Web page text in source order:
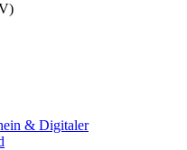
& Digitaler